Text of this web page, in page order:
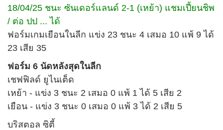
18/04/25 ชนะ ซันเดอร์แลนด์ 2-1 (เหย้า) แชมเปี้ยนชิพ
/ ต่อ ปป ... ได้
ฟอร์มเกมเยือนในลีก แข่ง 23 ชนะ 4 เสมอ 10 แพ้ 9 ได้
23 เสีย 35
ฟอร์ม 6 นัดหลังสุดในลีก
เชฟฟิลด์ ยูไนเต็ด
เหย้า - แข่ง 3 ชนะ 2 เสมอ 0 แพ้ 1 ได้ 5 เสีย 2
เยือน - แข่ง 3 ชนะ 0 เสมอ 0 แพ้ 3 ได้ 2 เสีย 5
บริสตอล ซิตี้